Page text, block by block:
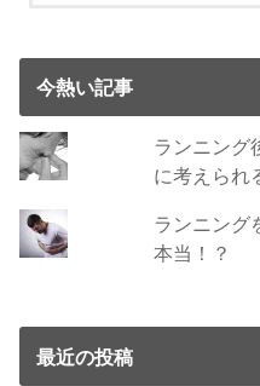
今熱い記事
ランニング
に考えられ
ランニング
本当！？
最近の投稿